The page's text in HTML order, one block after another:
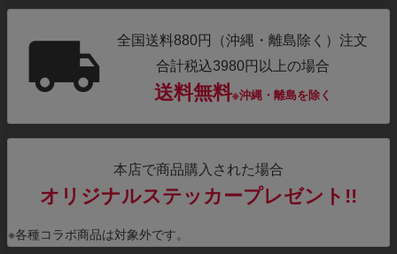
全国送料880円（沖縄・離島除く）注文
合計税込3980円以上の場合
送料無料※沖縄・離島を除く
本店で商品購入された場合
オリジナルステッカープレゼント!!
※各種コラボ商品は対象外です。